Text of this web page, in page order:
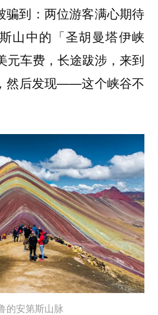
骗到：两位游客满心期待
山中的「圣胡曼塔伊峡
元车费，长途跋涉，来到
然后发现——这个峡谷不
的安第斯山脉